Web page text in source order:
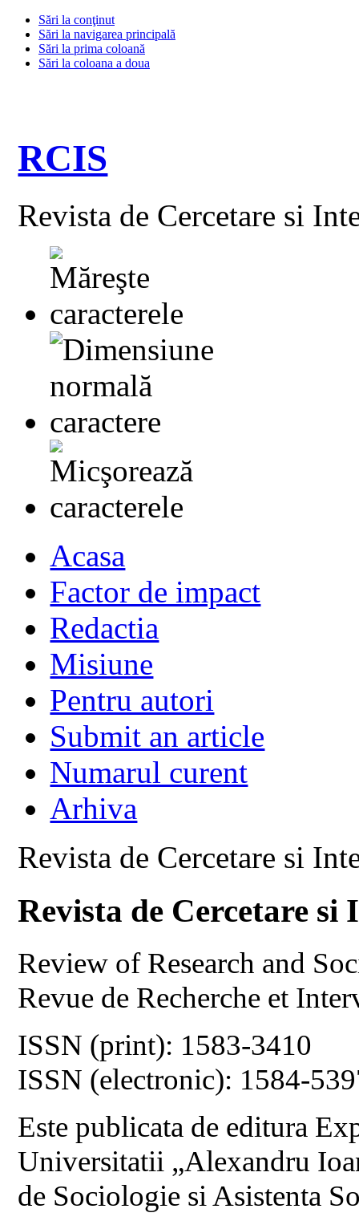
Sări la conţinut
Sări la navigarea principală
Sări la prima coloană
Sări la coloana a doua
RCIS
Revista de Cercetare si
Acasa
Factor de impact
Redactia
Misiune
Pentru autori
Submit an article
Numarul curent
Arhiva
Revista de Cercetare si
Revista de Cercetare
Review of Research and
Revue de Recherche et
ISSN (print): 1583-3410
ISSN (electronic): 1584-
Este publicata de editura
Universitatii „Alexandru
de Sociologie si Asistenta